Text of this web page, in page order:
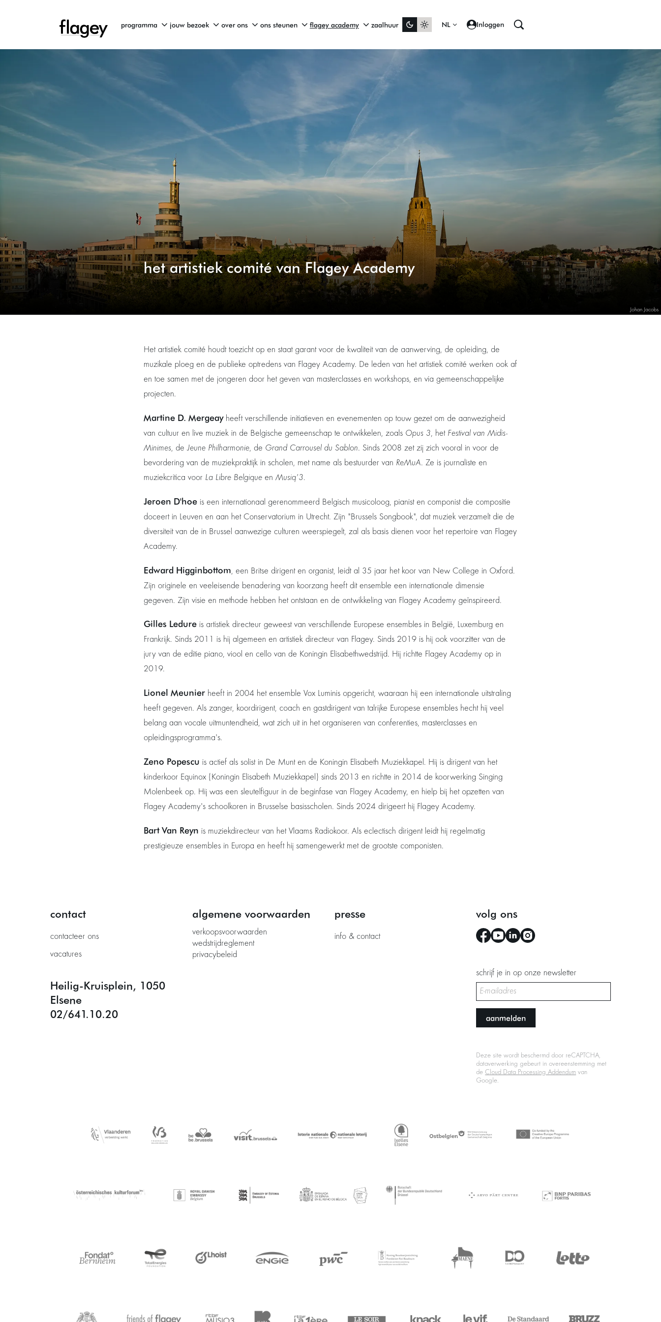
programma jouw bezoek over ons ons steunen flagey academy zaalhuur NL Inloggen
Johan Jacobs
het artistiek comité van Flagey Academy
Het artistiek comité houdt toezicht op en staat garant voor de kwaliteit van de aanwerving, de opleiding, de
muzikale ploeg en de publieke optredens van Flagey Academy. De leden van het artistiek comité werken ook af
en toe samen met de jongeren door het geven van masterclasses en workshops, en via gemeenschappelijke
projecten.
Martine D. Mergeayheeft verschillende initiatieven en evenementen op touw gezet om de aanwezigheid
van cultuur en live muziek in de Belgische gemeenschap te ontwikkelen, zoals Opus 3, het Festival van Midis-
Minimes, de Jeune Philharmonie, de Grand Carrousel du Sablon. Sinds 2008 zet zij zich vooral in voor de
bevordering van de muziekpraktijk in scholen, met name als bestuurder van ReMuA. Ze is journaliste en
muziekcritica voor La Libre Belgique en Musiq'3.
Jeroen D'hoe is een internationaal gerenommeerd Belgisch musicoloog, pianist en componist die compositie
doceert in Leuven en aan het Conservatorium in Utrecht. Zijn "Brussels Songbook", dat muziek verzamelt die de
diversiteit van de in Brussel aanwezige culturen weerspiegelt, zal als basis dienen voor het repertoire van Flagey
Academy.
Edward Higginbottom, een Britse dirigent en organist, leidt al 35 jaar het koor van New College in Oxford.
Zijn originele en veeleisende benadering van koorzang heeft dit ensemble een internationale dimensie
gegeven. Zijn visie en methode hebben het ontstaan en de ontwikkeling van Flagey Academy geïnspireerd.
Gilles Ledure is artistiek directeur geweest van verschillende Europese ensembles in België, Luxemburg en
Frankrijk. Sinds 2011 is hij algemeen en artistiek directeur van Flagey. Sinds 2019 is hij ook voorzitter van de
jury van de editie piano, viool en cello van de Koningin Elisabethwedstrijd. Hij richtte Flagey Academy op in
2019.
Lionel Meunier heeft in 2004 het ensemble Vox Luminis opgericht, waaraan hij een internationale uitstraling
heeft gegeven. Als zanger, koordirigent, coach en gastdirigent van talrijke Europese ensembles hecht hij veel
belang aan vocale uitmuntendheid, wat zich uit in het organiseren van conferenties, masterclasses en
opleidingsprogramma's.
Zeno Popescu is actief als solist in De Munt en de Koningin Elisabeth Muziekkapel. Hij is dirigent van het
kinderkoor Equinox (Koningin Elisabeth Muziekkapel) sinds 2013 en richtte in 2014 de koorwerking Singing
Molenbeek op. Hij was een sleutelfiguur in de beginfase van Flagey Academy, en hielp bij het opzetten van
Flagey Academy's schoolkoren in Brusselse basisscholen. Sinds 2024 dirigeert hij Flagey Academy.
Bart Van Reyn is muziekdirecteur van het Vlaams Radiokoor. Als eclectisch dirigent leidt hij regelmatig
prestigieuze ensembles in Europa en heeft hij samengewerkt met de grootste componisten.
contact
contacteer ons
vacatures
Heilig-Kruisplein, 1050
Elsene
02/641.10.20
algemene voorwaarden
verkoopsvoorwaarden
wedstrijdreglement
privacybeleid
presse
info & contact
volg ons
schrijf je in op onze newsletter
aanmelden
Deze site wordt beschermd door reCAPTCHA,
dataverwerking gebeurt in overeenstemming met
de Cloud Data Processing Addendum van
Google.